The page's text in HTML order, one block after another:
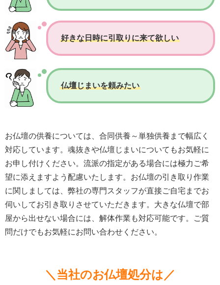
好きな日時に引取りに来て欲しい
仏壇じまいを頼みたい
お仏壇の供養については、合同供養～単独供養まで幅広く
対応しています。魂抜きや仏壇じまいについてもお気軽に
お申し付けください。流派の指定がある場合には極力ご希
望に添えますよう配慮いたします。お仏壇の引き取り作業
に関しましては、弊社の専門スタッフが直接ご自宅までお
伺いしてお引き取りさせていただきます。大きな仏壇で部
屋から出せない場合には、解体作業も対応可能です。ご質
問だけでもお気軽にお問い合わせください。
＼当社のお仏壇処分は／